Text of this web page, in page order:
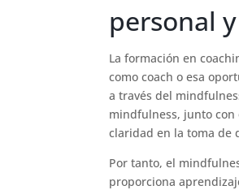
personal
La formación en
como coach o esa
a través del
mindfulness, junto
claridad en la toma de
Por tanto, el
proporciona